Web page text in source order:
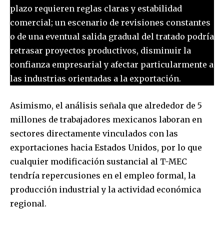
plazo requieren reglas claras y estabilidad
comercial; un escenario de revisiones constantes
o de una eventual salida gradual del tratado podría
retrasar proyectos productivos, disminuir la
confianza empresarial y afectar particularmente a
las industrias orientadas a la exportación.
Asimismo, el análisis señala que alrededor de 5
millones de trabajadores mexicanos laboran en
sectores directamente vinculados con las
exportaciones hacia Estados Unidos, por lo que
cualquier modificación sustancial al T-MEC
tendría repercusiones en el empleo formal, la
producción industrial y la actividad económica
regional.